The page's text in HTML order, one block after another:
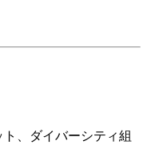
、ダイバーシティ組